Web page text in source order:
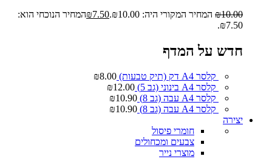
₪10.00 המחיר המקורי היה: ₪10.00. ₪7.50
המחיר הנוכחי הוא:
₪7.50.
חדש על המדף
קלסר A4 דק (תיק טבעות) ₪8.00
קלסר A4 בינוני (גב 5)
₪12.00
קלסר A4 עבה (גב 8)
₪10.90
קלסר A4 עבה (גב 8)
₪10.90
יצירה
חומרי פיסול
צבעים ומכחולים
מוצרי נייר